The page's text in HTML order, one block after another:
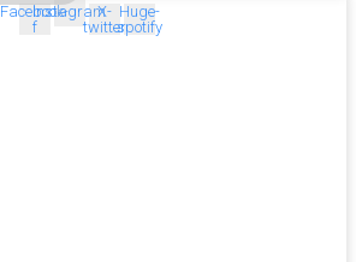
Facebook-
f
InstagramX-
twitter
Huge-
spotify